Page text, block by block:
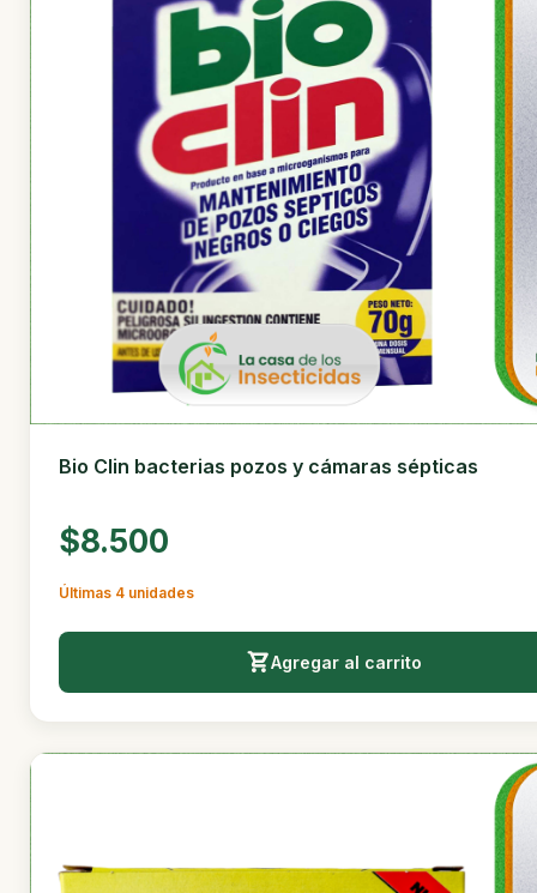
Bio Clin bacterias pozos y cámaras sépticas
$8.500
Últimas 4 unidades
Agregar al carrito